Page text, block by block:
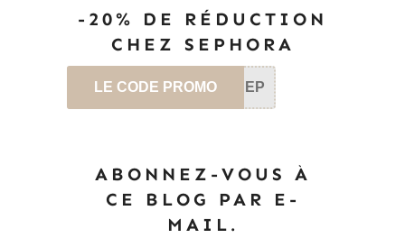
-20% DE RÉDUCTION
CHEZ SEPHORA
LE CODE PROMO SEP
ABONNEZ-VOUS À
CE BLOG PAR E-
MAIL.